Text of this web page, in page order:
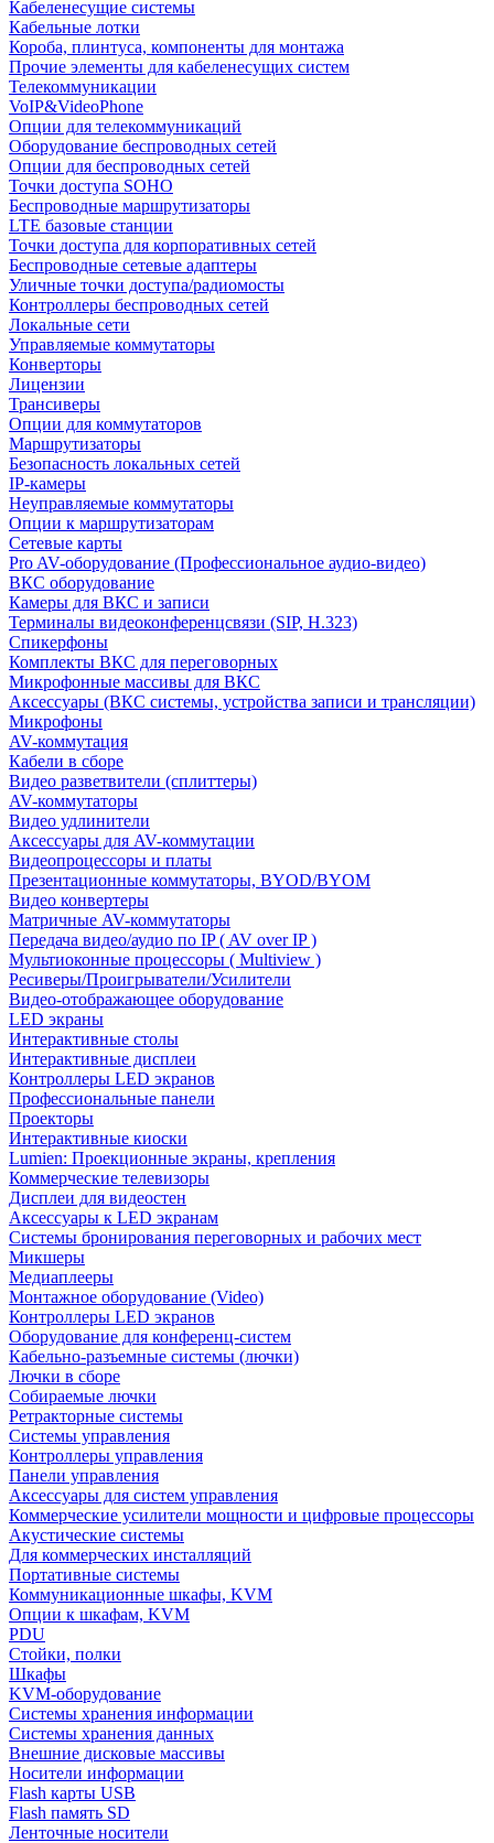
Кабеленесущие системы
Кабельные лотки
Короба, плинтуса, компоненты для монтажа
Прочие элементы для кабеленесущих систем
Телекоммуникации
VoIP&VideoPhone
Опции для телекоммуникаций
Оборудование беспроводных сетей
Опции для беспроводных сетей
Точки доступа SOHO
Беспроводные маршрутизаторы
LTE базовые станции
Точки доступа для корпоративных сетей
Беспроводные сетевые адаптеры
Уличные точки доступа/радиомосты
Контроллеры беспроводных сетей
Локальные сети
Управляемые коммутаторы
Конверторы
Лицензии
Трансиверы
Опции для коммутаторов
Маршрутизаторы
Безопасность локальных сетей
IP-камеры
Неуправляемые коммутаторы
Опции к маршрутизаторам
Сетевые карты
Pro AV-оборудование (Профессиональное аудио-видео)
ВКС оборудование
Камеры для ВКС и записи
Терминалы видеоконференцсвязи (SIP, H.323)
Спикерфоны
Комплекты ВКС для переговорных
Микрофонные массивы для ВКС
Аксессуары (ВКС системы, устройства записи и трансляции)
Микрофоны
AV-коммутация
Кабели в сборе
Видео разветвители (сплиттеры)
AV-коммутаторы
Видео удлинители
Аксессуары для AV-коммутации
Видеопроцессоры и платы
Презентационные коммутаторы, BYOD/BYOM
Видео конвертеры
Матричные AV-коммутаторы
Передача видео/аудио по IP ( AV over IP )
Мультиоконные процессоры ( Multiview )
Ресиверы/Проигрыватели/Усилители
Видео-отображающее оборудование
LED экраны
Интерактивные столы
Интерактивные дисплеи
Контроллеры LED экранов
Профессиональные панели
Проекторы
Интерактивные киоски
Lumien: Проекционные экраны, крепления
Коммерческие телевизоры
Дисплеи для видеостен
Аксессуары к LED экранам
Системы бронирования переговорных и рабочих мест
Микшеры
Медиаплееры
Монтажное оборудование (Video)
Контроллеры LED экранов
Оборудование для конференц-систем
Кабельно-разъемные системы (лючки)
Лючки в сборе
Собираемые лючки
Ретракторные системы
Системы управления
Контроллеры управления
Панели управления
Аксессуары для систем управления
Коммерческие усилители мощности и цифровые процессоры
Акустические системы
Для коммерческих инсталляций
Портативные системы
Коммуникационные шкафы, KVM
Опции к шкафам, KVM
PDU
Стойки, полки
Шкафы
KVM-оборудование
Системы хранения информации
Системы хранения данных
Внешние дисковые массивы
Носители информации
Flash карты USB
Flash память SD
Ленточные носители